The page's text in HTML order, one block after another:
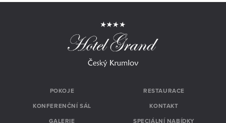
POKOJE
KONFERENČNÍ SÁL
GALERIE
RESTAURACE
KONTAKT
SPECIÁLNÍ NABÍDKY